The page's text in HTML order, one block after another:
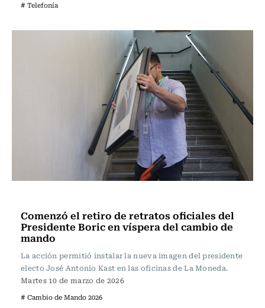
# Telefonía
Comenzó el retiro de retratos oficiales del
Presidente Boric en víspera del cambio de
mando
La acción permitió instalar la nueva imagen del presidente
electo José Antonio Kast en las oficinas de La Moneda.
Martes 10 de marzo de 2026
# Cambio de Mando 2026